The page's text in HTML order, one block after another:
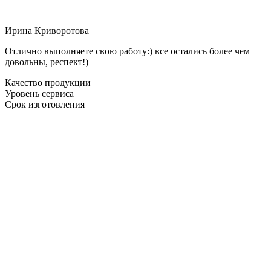
Ирина Криворотова
Отлично выполняете свою работу:) все остались более чем
довольны, респект!)
Качество продукции
Уровень сервиса
Срок изготовления